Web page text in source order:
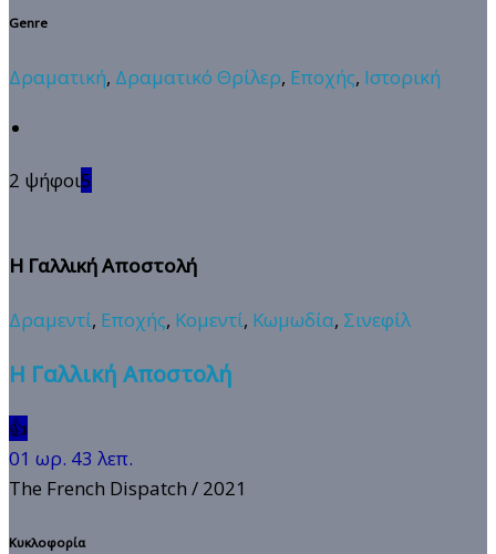
Genre
Δραματική, Δραματικό Θρίλερ, Εποχής, Ιστορική
2 ψήφοι5
Η Γαλλική Αποστολή
Δραμεντί, Εποχής, Κομεντί, Κωμωδία, Σινεφίλ
Η Γαλλική Αποστολή
👍
01 ωρ. 43 λεπ.
The French Dispatch / 2021
Κυκλοφορία